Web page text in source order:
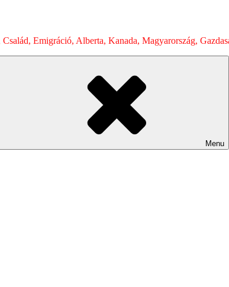
Emigráció, Alberta, Kanada, Magyarország,
Menu